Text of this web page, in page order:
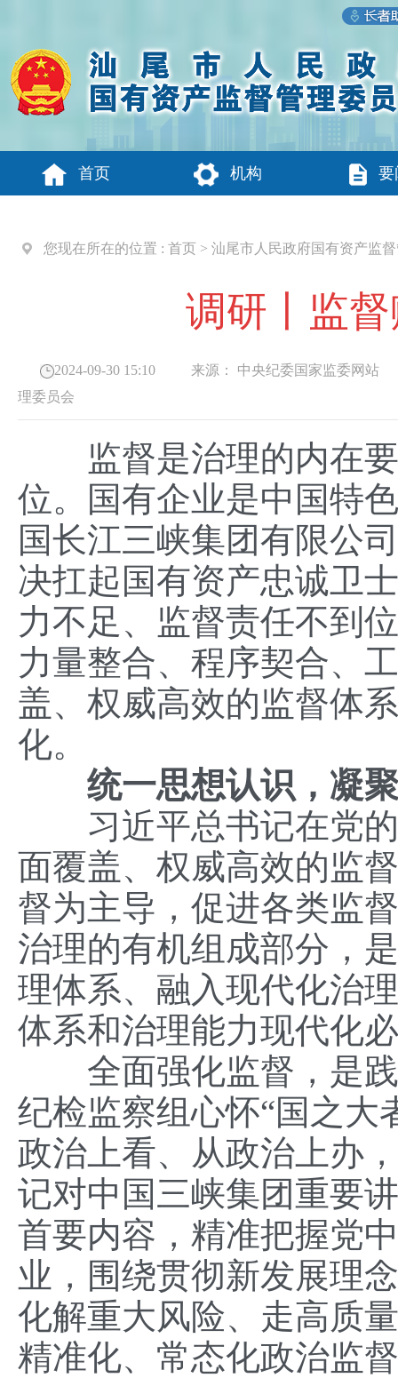
首页 机构 要
您现在所在的位置 : 首页 > 汕尾市人民政府国有资产监
调研丨监
2024-09-30 15:10 来源： 中央纪委国家监委网站
理委员会
监督是治理的内在要
位。国有企业是中国特
国长江三峡集团有限公
决扛起国有资产忠诚卫
力不足、监督责任不到
力量整合、程序契合、
盖、权威高效的监督体
化。
统一思想认识，凝聚
习近平总书记在党的
面覆盖、权威高效的监
督为主导，促进各类监
治理的有机组成部分，
理体系、融入现代化治
体系和治理能力现代化
全面强化监督，是践
纪检监察组心怀“国之大
政治上看、从政治上办
记对中国三峡集团重要
首要内容，精准把握党
业，围绕贯彻新发展理
化解重大风险、走高质
精准化、常态化政治监